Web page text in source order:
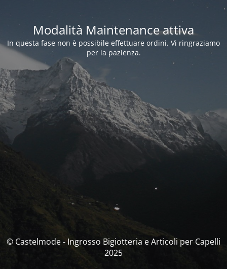
Modalità Maintenance attiva
In questa fase non è possibile effettuare ordini. Vi ringraziamo
per la pazienza.
© Castelmode - Ingrosso Bigiotteria e Articoli per Capelli
2025